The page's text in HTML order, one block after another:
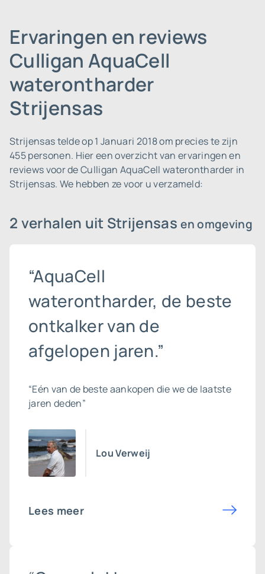
Ervaringen en reviews
Culligan AquaCell
waterontharder
Strijensas
Strijensas telde op 1 Januari 2018 om precies te zijn
455 personen. Hier een overzicht van ervaringen en
reviews voor de Culligan AquaCell waterontharder in
Strijensas. We hebben ze voor u verzameld:
2 verhalen uit Strijensasen omgeving
“AquaCell
waterontharder, de beste
ontkalker van de
afgelopen jaren.”
“Eén van de beste aankopen die we de laatste
jaren deden”
Lou Verweij
Lees meer